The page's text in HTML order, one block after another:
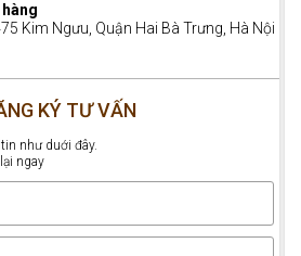
Kim Ngưu, Quận Hai Bà Trưng, Hà Nội
KÝ TƯ VẤN
như duới đây.
ngay